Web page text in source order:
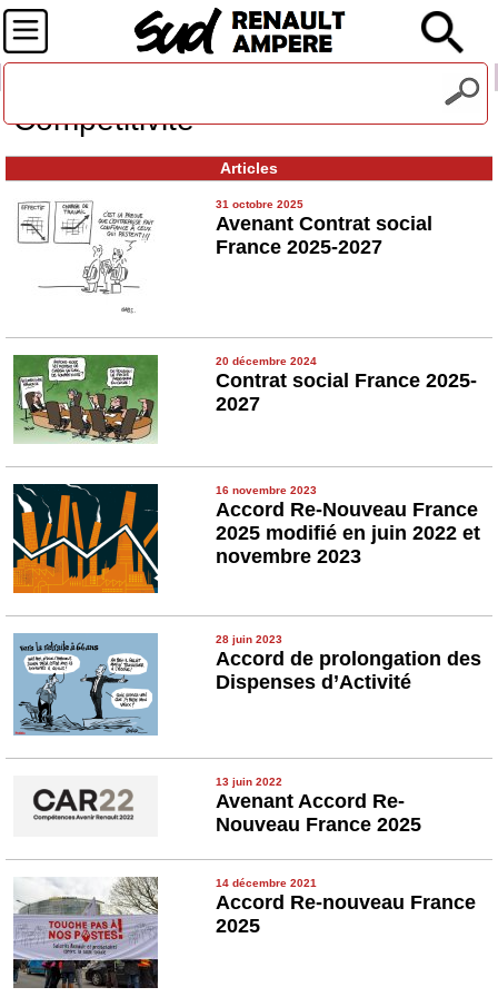
Compétitivité
Articles
31 octobre 2025
Avenant Contrat social
France 2025-2027
20 décembre 2024
Contrat social France 2025-
2027
16 novembre 2023
Accord Re-Nouveau France
2025 modifié en juin 2022 et
novembre 2023
28 juin 2023
Accord de prolongation des
Dispenses d’Activité
13 juin 2022
Avenant Accord Re-
Nouveau France 2025
14 décembre 2021
Accord Re-nouveau France
2025